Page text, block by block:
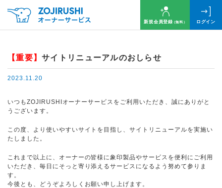
新規会員登録（無料） ログイン
【重要】サイトリニューアルのおしらせ
2023.11.20
いつもZOJIRUSHIオーナーサービスをご利用いただき、誠にありがと
うございます。
この度、より使いやすいサイトを目指し、サイトリニューアルを実施い
たしました。
これまで以上に、オーナーの皆様に象印製品やサービスを便利にご利用
いただき、毎日にそっと寄り添えるサービスになるよう努めて参りま
す。
今後とも、どうぞよろしくお願い申し上げます。